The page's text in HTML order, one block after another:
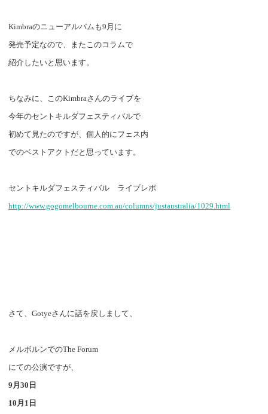
Kimbraのニューアルバムも9 月に
発売予定なので、またこのコラムで
紹介したいと思います。
ちなみに、このKimbraさんのライブを
今年のセントキルダフェスティバルで
初めて見たのですが、個人的にフェス内
でのベストアクトだと思っています。
セントキルダフェスティバル ライブレポ
http://www.gogomelbourne.com.au/columns/justaustralia/1029.html
さて、 Gotyeさんに話を戻しまして、
メルボルンでのThe Forum
にての公演ですが、
9 月30 日
10 月 1 日